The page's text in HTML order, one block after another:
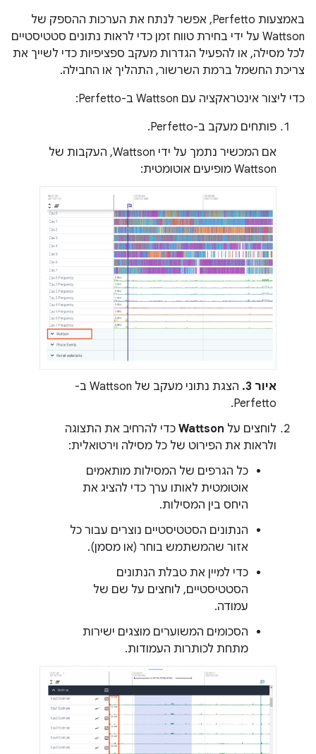
באמצעות Perfetto, אפשר לנתח את הערכות ההספק של
Wattson על ידי בחירת טווח זמן כדי לראות נתונים סטטיסטיים
לכל מסילה, או להפעיל הגדרות מעקב ספציפיות כדי לשייך את
צריכת החשמל ברמת השרשור, התהליך או החבילה.
כדי ליצור אינטראקציה עם Wattson ב-Perfetto:
פותחים מעקב ב-Perfetto.
אם המכשיר נתמך על ידי Wattson, העקבות של
Wattson מופיעים אוטומטית:
איור 3.
הצגת נתוני מעקב של Wattson ב-
Perfetto.
לוחצים על Wattson כדי להרחיב את התצוגה
ולראות את הפירוט של כל מסילה וירטואלית:
כל הגרפים של המסילות מותאמים
אוטומטית לאותו ערך כדי להציג את
היחס בין המסילות.
הנתונים הסטטיסטיים נוצרים עבור כל
אזור שהמשתמש בוחר (או מסמן).
כדי למיין את טבלת הנתונים
הסטטיסטיים, לוחצים על שם של
עמודה.
הסכומים המשוערים מוצגים ישירות
מתחת לכותרות העמודות.